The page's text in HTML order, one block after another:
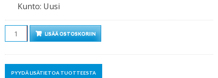
Kunto: Uusi
Määrä LISÄÄ OSTOSKORIIN